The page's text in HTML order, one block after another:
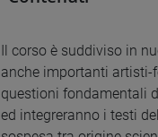
Il corso è suddiviso in
anche importanti artisti-
questioni fondamentali
ed integreranno i testi